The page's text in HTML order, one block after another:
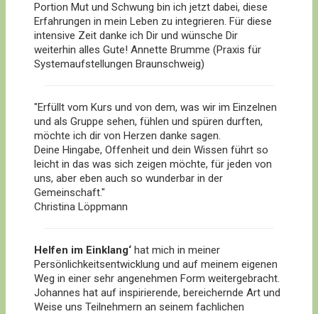
Portion Mut und Schwung bin ich jetzt dabei, diese
Erfahrungen in mein Leben zu integrieren. Für diese
intensive Zeit danke ich Dir und wünsche Dir
weiterhin alles Gute! Annette Brumme (Praxis für
Systemaufstellungen Braunschweig)
"Erfüllt vom Kurs und von dem, was wir im Einzelnen
und als Gruppe sehen, fühlen und spüren durften,
möchte ich dir von Herzen danke sagen.
Deine Hingabe, Offenheit und dein Wissen führt so
leicht in das was sich zeigen möchte, für jeden von
uns, aber eben auch so wunderbar in der
Gemeinschaft."
Christina Löppmann
Helfen im Einklang‘ hat mich in meiner
Persönlichkeitsentwicklung und auf meinem eigenen
Weg in einer sehr angenehmen Form weitergebracht.
Johannes hat auf inspirierende, bereichernde Art und
Weise uns Teilnehmern an seinem fachlichen